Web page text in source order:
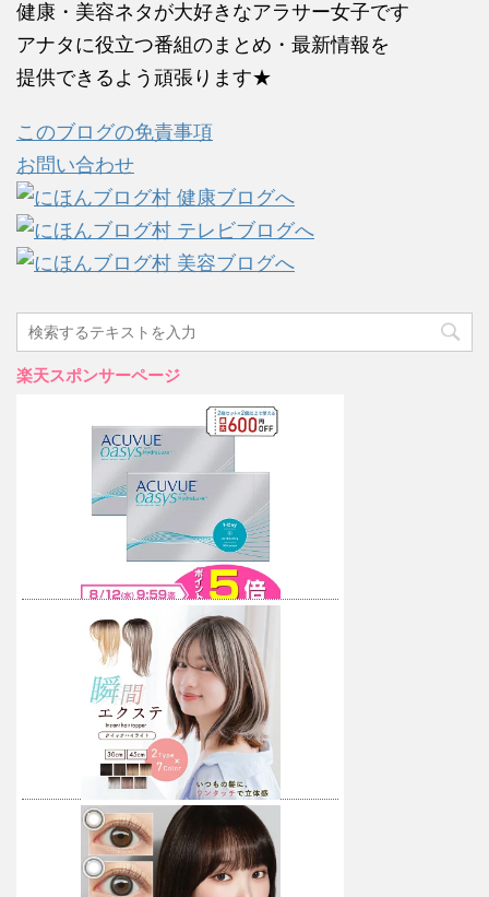
健康・美容ネタが大好きなアラサー女子です
アナタに役立つ番組のまとめ・最新情報を
提供できるよう頑張ります★
このブログの免責事項
お問い合わせ
楽天スポンサーページ